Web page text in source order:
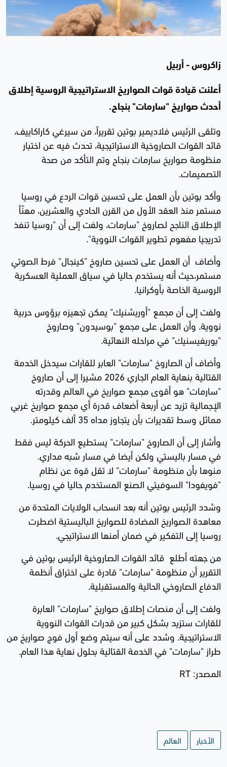
زاكروس - أربيل
أعلنت قيادة قوات الصواريخ الاستراتيجية الروسية إطلاق
أحدث صواريخ "سارمات" بنجاح.
وتلقى الرئيس فلاديمير بوتين تقريراً، من سيرغي كاراكاييف،
قائد القوات الصاروخية الاستراتيجية، تحدث فيه عن اختبار
منظومة صواريخ سارمات بنجاح وتم التأكد من صحة
التصميمات.
وأكد بوتين بأن العمل على تحسين قوات الردع في روسيا
مستمر منذ العقد الأول من القرن الحادي والعشرين، مهنّأ
الإطلاق الناجح لصاروخ "سارمات، ولفت إلى أن "روسيا تنفذ
تدريجيا مفهوم تطوير القوات النووية".
وأضاف أن العمل على تحسين صاروخ "كينجال" فرط الصوتي
مستمر،حيث أنه يستخدم حاليا في سياق العملية العسكرية
الروسية الخاصة بأوكرانيا.
ولفت إلى أن مجمع "أوريشنيك" يمكن تجهيزه برؤوس حربية
نووية. وأن العمل على مجمع "بوسيدون" وصاروخ
"بوريفيسنيك" في مراحله النهائية.
وأضاف أن الصاروخ "سارمات" العابر للقارات سيدخل الخدمة
القتالية بنهاية العام الجاري 2026 مشيرا إلى أن صاروخ
"سارمات" هو أقوى مجمع صواريخ في العالم وقدرته
الإجمالية تزيد عن أربعة أضعاف قدرة أي مجمع صواريخ غربي
مماثل وسط تقديرات بأن يتجاوز مداه 35 ألف كيلومتر.
وأشار إلى أن الصاروخ "سارمات" يستطيع الحركة ليس فقط
في مسار باليستي ولكن أيضا في مسار شبه مداري.
منوها بأن منظومة "سارمات" لا تقل قوة عن نظام
"فويفودا" السوفيتي الصنع المستخدم حاليا في روسيا.
وشدد الرئيس بوتين أنه بعد انسحاب الولايات المتحدة من
معاهدة الصواريخ المضادة للصواريخ الباليستية اضطرت
روسيا إلى التفكير في ضمان أمنها الاستراتيجي.
من جهته أطلع قائد القوات الصاروخية الرئيس بوتين في
التقرير أن منظومة "سارمات" قادرة على اختراق أنظمة
الدفاع الصاروخي الحالية والمستقبلية.
ولفت إلى أن منصات إطلاق صواريخ "سارمات" العابرة
للقارات ستزيد بشكل كبير من قدرات القوات النووية
الاستراتيجية. وشدد على أنه سيتم وضع أول فوج صواريخ من
طراز "سارمات" في الخدمة القتالية بحلول نهاية هذا العام.
المصدر: RT
الأخبار العالم